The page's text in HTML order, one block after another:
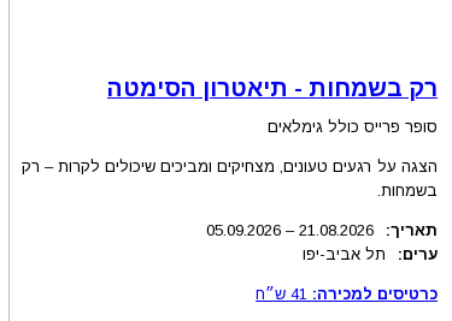
רק בשמחות - תיאטרון הסימטה
סופר פרייס כולל גימלאים
הצגה על רגעים טעונים, מצחיקים ומביכים שיכולים לקרות – רק
בשמחות.
תאריך: 21.08.2026
–
05.09.2026
ערים:
תל אביב-יפו
כרטיסים למכירה: 41 ש״ח